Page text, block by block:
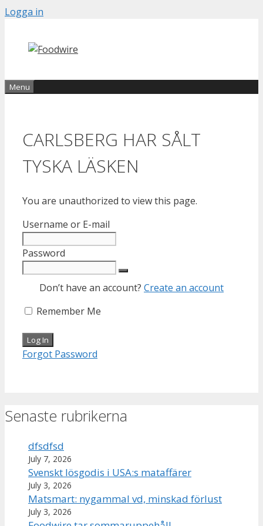
Skip
content
Logga in
Menu
CARLSBERG HAR SÅLT
TYSKA LÄSKEN
You are unauthorized to view this page.
Username or E-mail
Password
Don’t have an account? Create an account
Remember Me
Forgot Password
Senaste rubrikerna
dfsdfsd
July 7, 2026
Svenskt lösgodis i USA:s mataffärer
July 3, 2026
Matsmart: nygammal vd, minskad förlust
July 3, 2026